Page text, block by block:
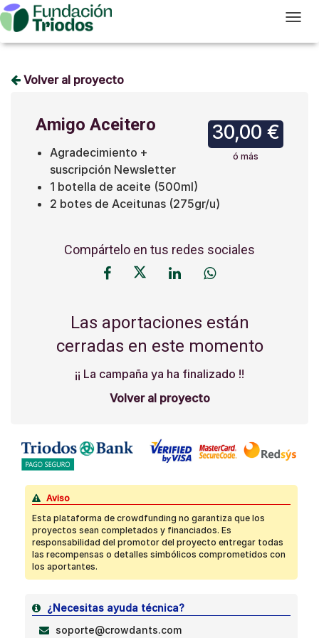
T
Volver al proyecto
30,00 €
ó más
Amigo Aceitero
Agradecimiento +
suscripción Newsletter
1 botella de aceite (500ml)
2 botes de Aceitunas (275gr/u)
Compártelo en tus redes sociales
Las aportaciones están
cerradas en este momento
¡¡ La campaña ya ha finalizado !!
Volver al proyecto
Aviso
Esta plataforma de crowdfunding no garantiza que los
proyectos sean completados y financiados. Es
responsabilidad del promotor del proyecto entregar todas
las recompensas o detalles simbólicos comprometidos con
los aportantes.
¿Necesitas ayuda técnica?
soporte@crowdants.com